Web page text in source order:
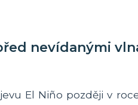
nevídanými
El Niño později v